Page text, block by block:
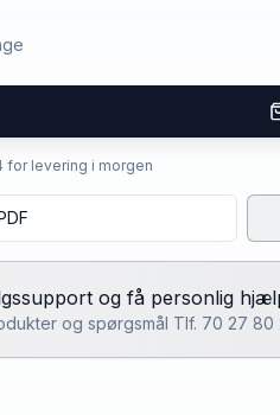
for levering i morgen
og få personlig
og spørgsmål Tlf. 70 27 80